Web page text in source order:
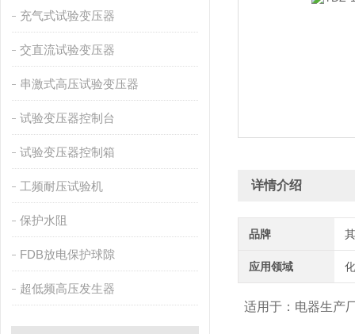
详情介绍
品牌
应用领域
适用于：电器生产
充气式试验变压器
交直流试验变压器
串激式高压试验变压器
试验变压器控制台
试验变压器控制箱
工频耐压试验机
保护水阻
FDB放电保护球隙
超低频高压发生器